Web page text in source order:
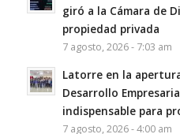
giró a la Cámara de
propiedad privada
7 agosto, 2026 - 7:03 am
Latorre en la
Desarrollo
indispensable para
7 agosto, 2026 - 4:00 am